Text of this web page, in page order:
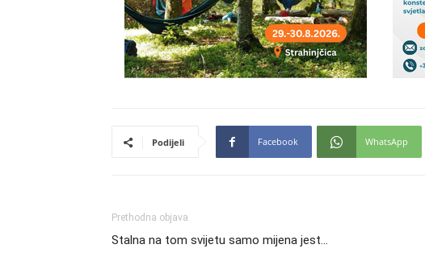
Podijeli Facebook WhatsApp
Prethodna objava
Stalna na tom svijetu samo mijena jest…